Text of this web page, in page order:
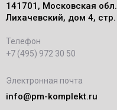
141701, Московская
Лихачевский, дом 4,
Телефон
+7 (495) 972 30 50
Электронная почта
info@pm-komplekt.ru